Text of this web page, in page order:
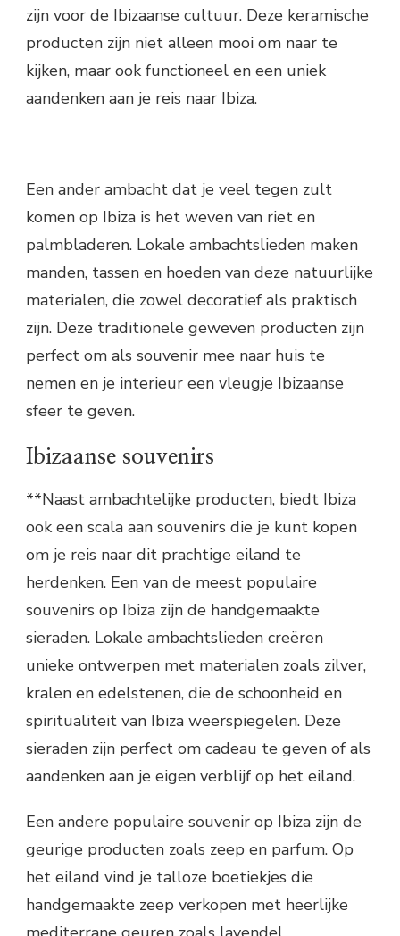
zijn voor de Ibizaanse cultuur. Deze keramische
producten zijn niet alleen mooi om naar te
kijken, maar ook functioneel en een uniek
aandenken aan je reis naar Ibiza.
Een ander ambacht dat je veel tegen zult
komen op Ibiza is het weven van riet en
palmbladeren. Lokale ambachtslieden maken
manden, tassen en hoeden van deze natuurlijke
materialen, die zowel decoratief als praktisch
zijn. Deze traditionele geweven producten zijn
perfect om als souvenir mee naar huis te
nemen en je interieur een vleugje Ibizaanse
sfeer te geven.
Ibizaanse souvenirs
**Naast ambachtelijke producten, biedt Ibiza
ook een scala aan souvenirs die je kunt kopen
om je reis naar dit prachtige eiland te
herdenken. Een van de meest populaire
souvenirs op Ibiza zijn de handgemaakte
sieraden. Lokale ambachtslieden creëren
unieke ontwerpen met materialen zoals zilver,
kralen en edelstenen, die de schoonheid en
spiritualiteit van Ibiza weerspiegelen. Deze
sieraden zijn perfect om cadeau te geven of als
aandenken aan je eigen verblijf op het eiland.
Een andere populaire souvenir op Ibiza zijn de
geurige producten zoals zeep en parfum. Op
het eiland vind je talloze boetiekjes die
handgemaakte zeep verkopen met heerlijke